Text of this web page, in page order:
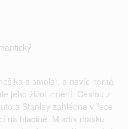
a smolař, a navíc nemá
jeho život změní. Cestou z
a Stanley zahlédne v řece
na hladině. Mladík masku